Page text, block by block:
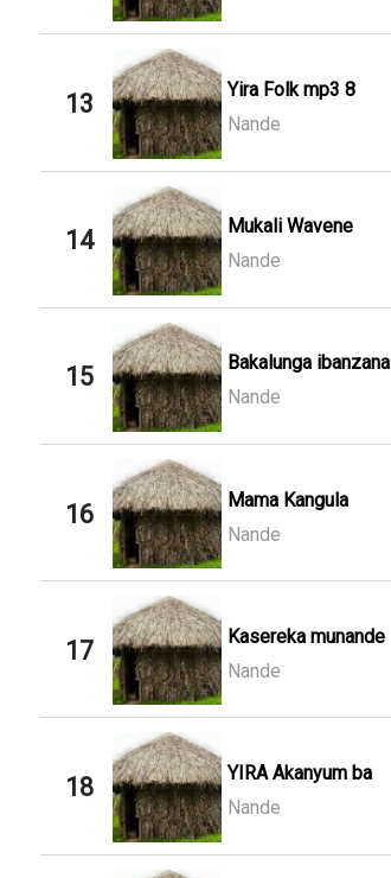
13
Yira Folk mp3 8
Nande
14
Mukali Wavene
Nande
15
Bakalunga ibanzana
Nande
16
Mama Kangula
Nande
17
Kasereka munande
Nande
18
YIRA Akanyum ba
Nande